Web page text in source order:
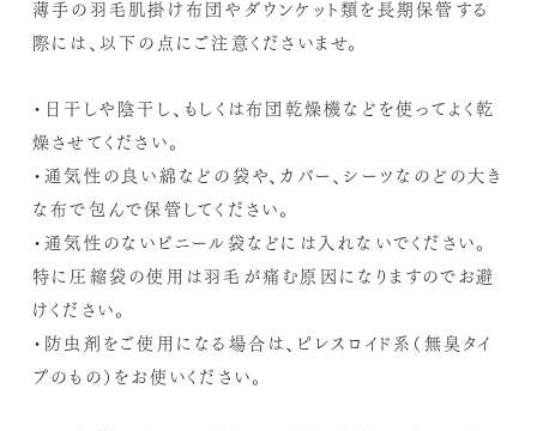
薄手の羽毛肌掛け布団やダウンケット類を長期保管する
際には、以下の点にご注意くださいませ。
・日干しや陰干し、もしくは布団乾燥機などを使ってよく乾
燥させてください。
・通気性の良い綿などの袋や、カバー、シーツなのどの大き
な布で包んで保管してください。
・通気性のないビニール袋などには入れないでください。
特に圧縮袋の使用は羽毛が痛む原因になりますのでお避
けください。
・防虫剤をご使用になる場合は、ピレスロイド系（無臭タイ
プのもの）をお使いください。